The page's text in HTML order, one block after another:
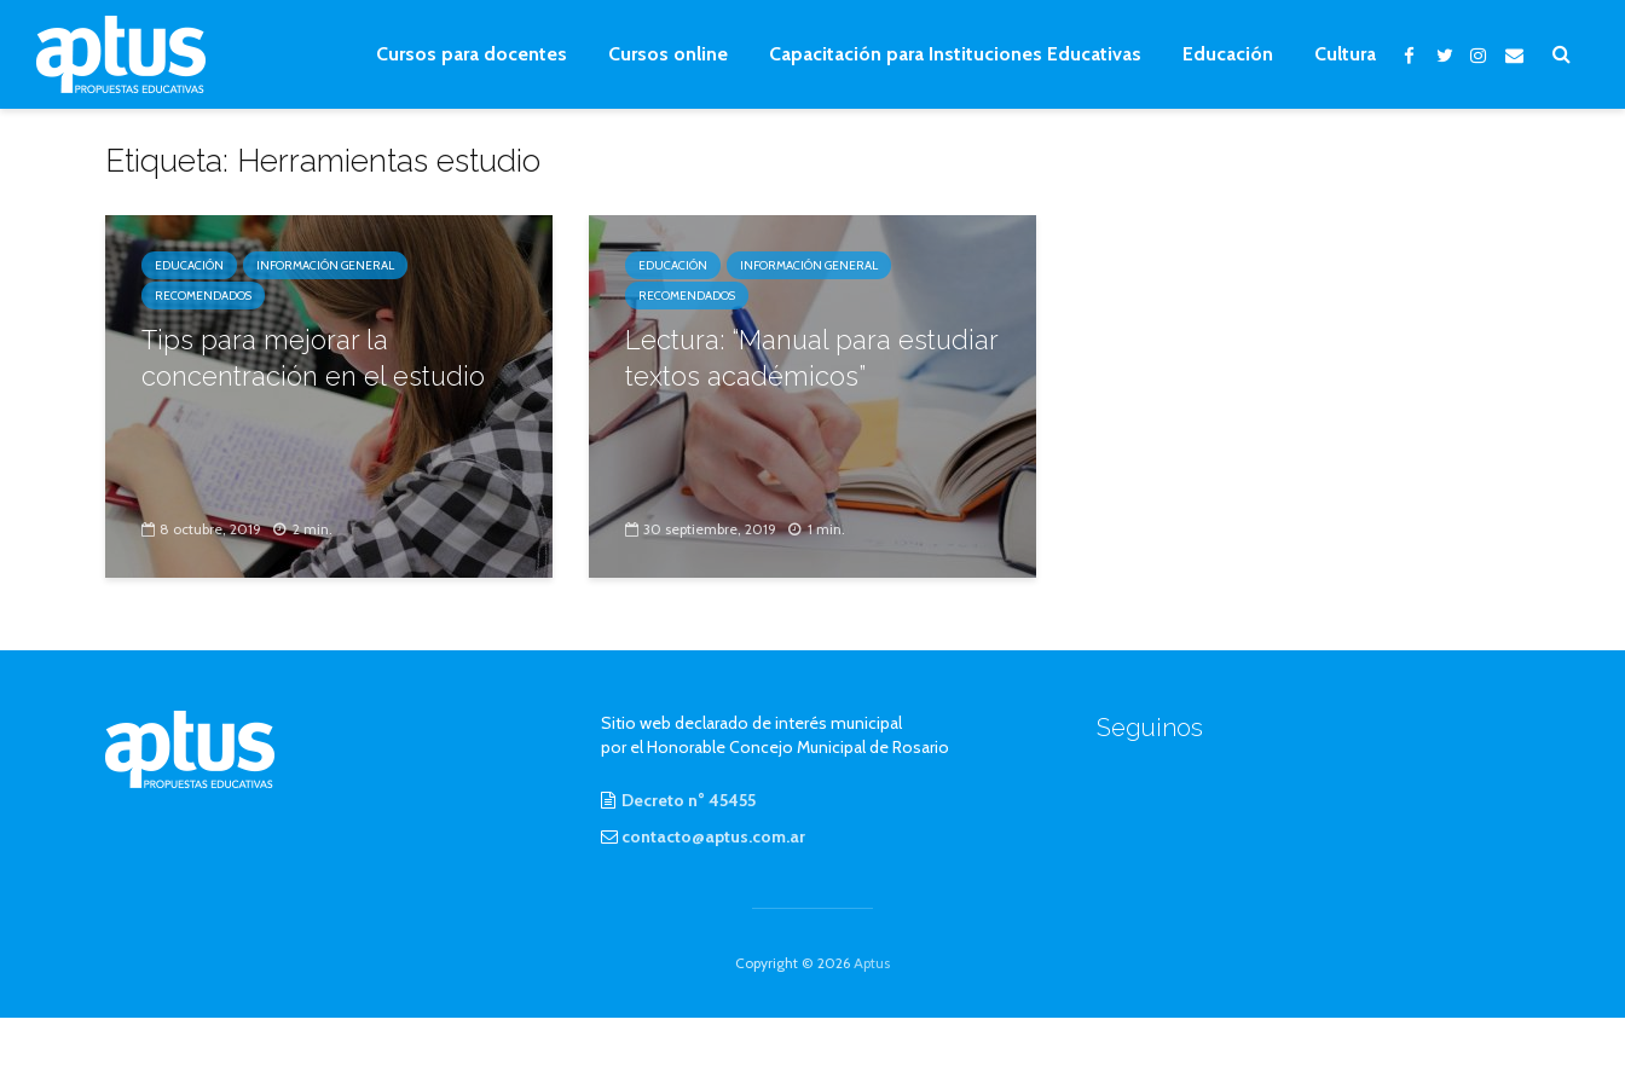
Cursos para docentes Cursos online Capacitación para Instituciones Educativas Educación Cultura
Etiqueta: Herramientas estudio
EDUCACIÓN
INFORMACIÓN GENERAL
RECOMENDADOS
Tips para mejorar la
concentración en el estudio
8 octubre, 2019 2 min.
EDUCACIÓN
INFORMACIÓN GENERAL
RECOMENDADOS
Lectura: “Manual para estudiar
textos académicos”
30 septiembre, 2019 1 min.
Sitio web declarado de interés municipal
por el Honorable Concejo Municipal de Rosario
Decreto n° 45455
contacto@aptus.com.ar
Seguinos
Copyright © 2026 Aptus